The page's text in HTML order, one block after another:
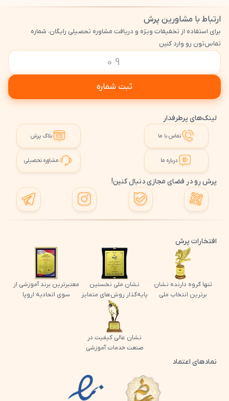
ارتباط با مشاورین پرش
برای استفاده از تخفیفات ویژه و دریافت مشاوره تحصیلی رایگان، شماره
تماس‌تون رو وارد کنین
ثبت شماره
لینک‌های پرطرفدار
تماس با ما بلاگ پرش
درباره ما مشاوره تحصیلی
پرش رو در فضای مجازی دنبال کنین!
افتخارات پرش
تنها گروه دارنده نشان
برترین انتخاب ملی
نشان ملی نخستین
پایه‌گذار روش‌های متمایز
معتبرترین برند آموزشی از
سوی اتحادیه اروپا
نشان عالی کیفیت در
صنعت خدمات آموزشی
نمادهای اعتماد